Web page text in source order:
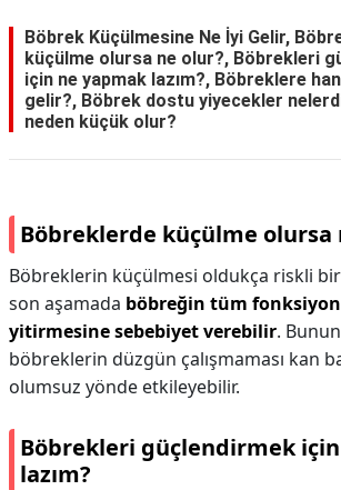
Böbrek Küçülmesine Ne İyi Gelir,
küçülme olursa ne olur?, Böbrekleri
için ne yapmak lazım?, Böbreklere
gelir?, Böbrek dostu yiyecekler
neden küçük olur?
Böbreklerde küçülme olursa
Böbreklerin küçülmesi oldukça riskli
son aşamada böbreğin tüm
yitirmesine sebebiyet verebilir.
böbreklerin düzgün çalışmaması kan
olumsuz yönde etkileyebilir.
Böbrekleri güçlendirmek
lazım?